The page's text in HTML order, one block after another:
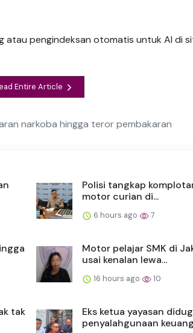
atau pengindeksan otomatis untuk AI di
Entire Article
narkoba hingga teror pembakaran
Polisi tangkap
motor curian di...
6 hours ago 7
Motor pelajar SMK di
usai kenalan lewa...
16 hours ago 10
tak
Eks ketua yayasan
penyalahgunaan